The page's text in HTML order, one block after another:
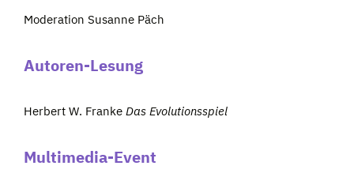
Moderation Susanne Päch
Autoren-Lesung
Herbert W. Franke Das Evolutionsspiel
Multimedia-Event